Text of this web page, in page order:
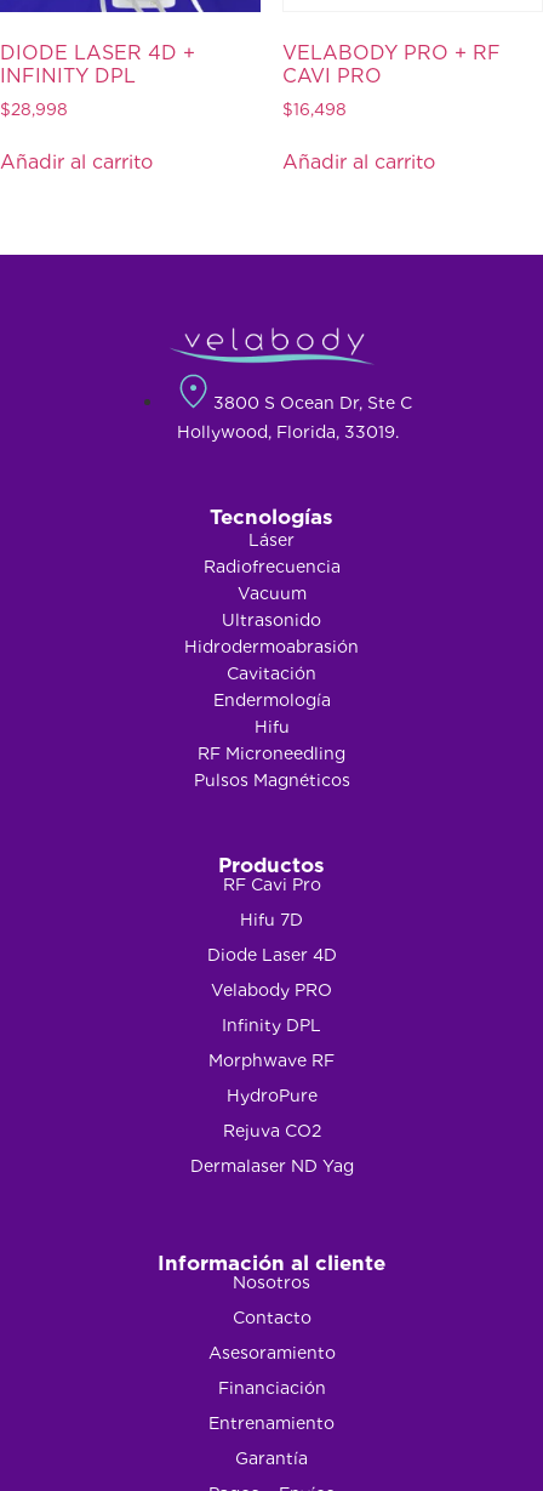
DIODE LASER 4D +
INFINITY DPL
$28,998
Añadir al carrito
VELABODY PRO + RF
CAVI PRO
$16,498
Añadir al carrito
3800 S Ocean Dr, Ste C
Hollywood, Florida, 33019.
Tecnologías
Láser
Radiofrecuencia
Vacuum
Ultrasonido
Hidrodermoabrasión
Cavitación
Endermología
Hifu
RF Microneedling
Pulsos Magnéticos
Productos
RF Cavi Pro
Hifu 7D
Diode Laser 4D
Velabody PRO
Infinity DPL
Morphwave RF
HydroPure
Rejuva CO2
Dermalaser ND Yag
Información al cliente
Nosotros
Contacto
Asesoramiento
Financiación
Entrenamiento
Garantía